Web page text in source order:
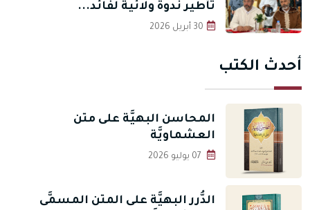
تأطير ندوة ولائية لفائد...
30 أبريل 2026
أحدث الكتب
المحاسن البهيَّة على متن
العشماويَّة
الدُّرر البهيَّة على المتن المسمَّى